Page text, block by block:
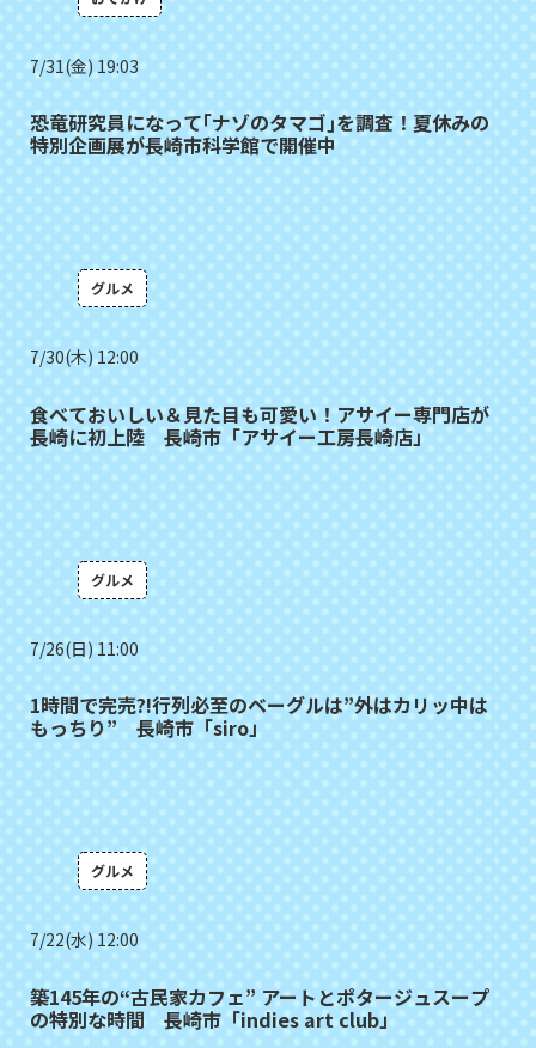
7/31(金) 19:03
恐竜研究員になって｢ナゾのタマゴ｣を調査！夏休みの
特別企画展が長崎市科学館で開催中
グルメ
7/30(木) 12:00
食べておいしい＆見た目も可愛い！アサイー専門店が
長崎に初上陸 長崎市「アサイー工房長崎店」
グルメ
7/26(日) 11:00
1時間で完売?!行列必至のベーグルは”外はカリッ中は
もっちり” 長崎市「siro」
グルメ
7/22(水) 12:00
築145年の“古民家カフェ” アートとポタージュスープ
の特別な時間 長崎市「indies art club」